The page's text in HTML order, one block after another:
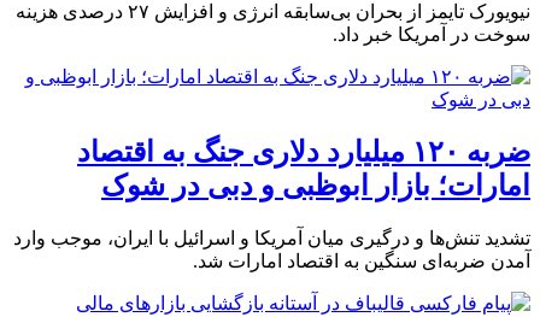
نیویورک‌ تایمز از بحران بی‌سابقه انرژی و افزایش ۲۷ درصدی هزینه
سوخت در آمریکا خبر داد.
ضربه ۱۲۰ میلیارد دلاری جنگ به اقتصاد
امارات؛ بازار ابوظبی و دبی در شوک
تشدید تنش‌ها و درگیری میان آمریکا و اسرائیل با ایران، موجب وارد
آمدن ضربه‌ای سنگین به اقتصاد امارات شد.